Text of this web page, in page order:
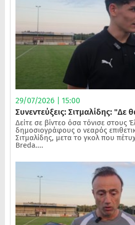
29/07/2026 | 15:00
Συνεντεύξεις: Σιτμαλίδης: "Δε
Δείτε σε βίντεο όσα τόνισε στους
δημοσιογράφους ο νεαρός
Σιτμαλίδης, μετα το γκολ που
Breda....